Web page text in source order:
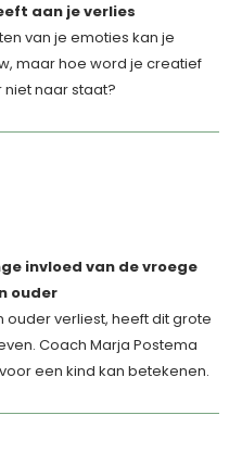
aan je verlies
van je emoties kan je
maar hoe word je creatief
naar staat?
invloed van de vroege
ouder
ouder verliest, heeft dit grote
Coach Marja Postema
een kind kan betekenen.